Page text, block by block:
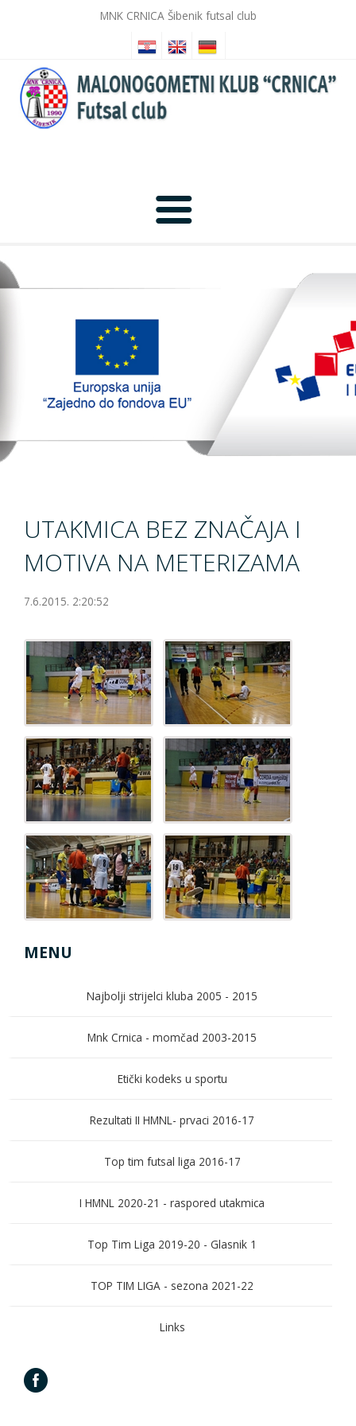
MNK CRNICA Šibenik futsal club
TopTim liga
UTAKMICA BEZ ZNAČAJA I
MOTIVA NA METERIZAMA
7.6.2015. 2:20:52
MENU
Najbolji strijelci kluba 2005 - 2015
Mnk Crnica - momčad 2003-2015
Etički kodeks u sportu
Rezultati II HMNL- prvaci 2016-17
Top tim futsal liga 2016-17
I HMNL 2020-21 - raspored utakmica
Top Tim Liga 2019-20 - Glasnik 1
TOP TIM LIGA - sezona 2021-22
Links